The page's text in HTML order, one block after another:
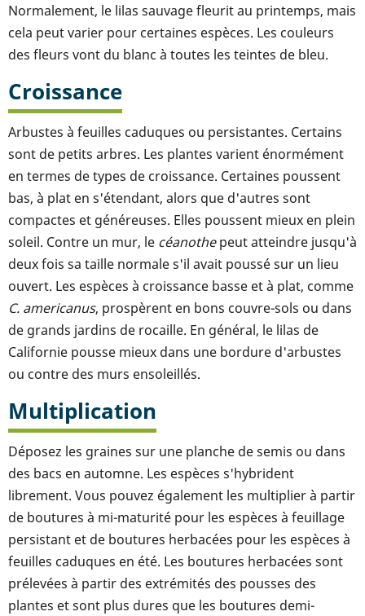
Normalement, le lilas sauvage fleurit au printemps, mais
cela peut varier pour certaines espèces. Les couleurs
des fleurs vont du blanc à toutes les teintes de bleu.
Croissance
Arbustes à feuilles caduques ou persistantes. Certains
sont de petits arbres. Les plantes varient énormément
en termes de types de croissance. Certaines poussent
bas, à plat en s'étendant, alors que d'autres sont
compactes et généreuses. Elles poussent mieux en plein
soleil. Contre un mur, le céanothepeut atteindre jusqu'à
deux fois sa taille normale s'il avait poussé sur un lieu
ouvert. Les espèces à croissance basse et à plat, comme
C. americanus, prospèrent en bons couvre-sols ou dans
de grands jardins de rocaille. En général, le lilas de
Californie pousse mieux dans une bordure d'arbustes
ou contre des murs ensoleillés.
Multiplication
Déposez les graines sur une planche de semis ou dans
des bacs en automne. Les espèces s'hybrident
librement. Vous pouvez également les multiplier à partir
de boutures à mi-maturité pour les espèces à feuillage
persistant et de boutures herbacées pour les espèces à
feuilles caduques en été. Les boutures herbacées sont
prélevées à partir des extrémités des pousses des
plantes et sont plus dures que les boutures demi-